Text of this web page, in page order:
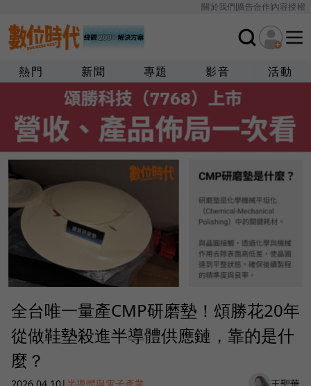
關於我們廣告合作內容授權
熱門 新聞 專題 影音 活動
全台唯一量產CMP研磨墊！頌勝花20年
從做鞋墊殺進半導體供應鏈，靠的是什
麼？